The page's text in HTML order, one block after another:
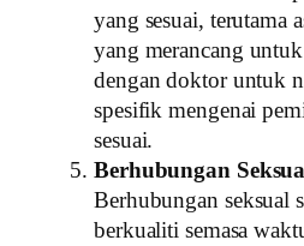
yang sesuai, terutama
yang merancang
dengan doktor untuk
spesifik mengenai
sesuai.
Berhubungan
Berhubungan seksual
berkualiti semasa